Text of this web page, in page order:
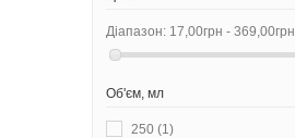
Діапазон: 17,00грн - 369,00грн
Об'єм, мл
250 (1)